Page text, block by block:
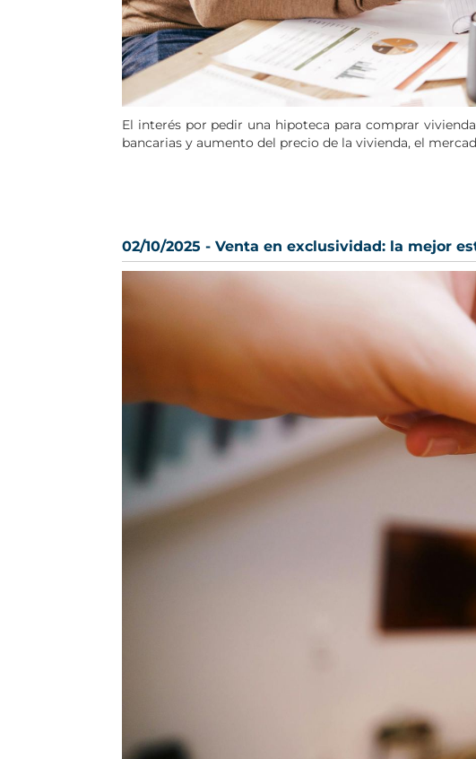
El interés por pedir una hipoteca para comprar
bancarias y aumento del precio de la vivienda, el
02/10/2025 - Venta en exclusividad: la mejor